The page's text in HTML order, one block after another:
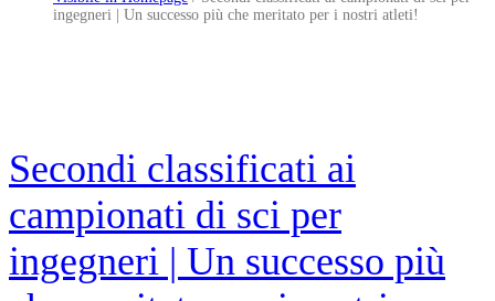
ingegneri | Un successo più che meritato per i nostri atleti!
Secondi classificati ai
campionati di sci per
ingegneri | Un successo più